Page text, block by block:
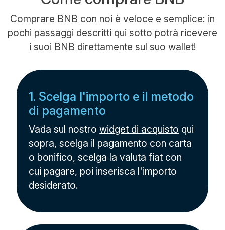
Comprare BNB con noi è veloce e semplice: in
pochi passaggi descritti qui sotto potrà ricevere
i suoi BNB direttamente sul suo wallet!
1. Scelga l'importo e il metodo
di pagamento
Vada sul nostrowidget di acquisto qui
sopra, scelga il pagamento con carta
o bonifico, scelga la valuta fiat con
cui pagare, poi inserisca l'importo
desiderato.